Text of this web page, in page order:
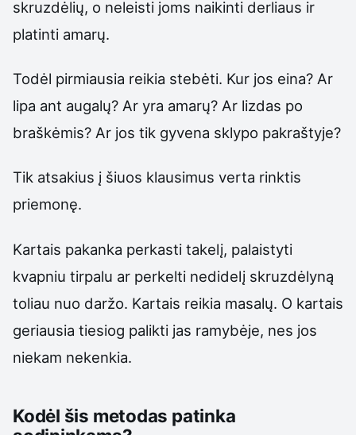
skruzdėlių, o neleisti joms naikinti derliaus ir
platinti amarų.
Todėl pirmiausia reikia stebėti. Kur jos eina? Ar
lipa ant augalų? Ar yra amarų? Ar lizdas po
braškėmis? Ar jos tik gyvena sklypo pakraštyje?
Tik atsakius į šiuos klausimus verta rinktis
priemonę.
Kartais pakanka perkasti takelį, palaistyti
kvapniu tirpalu ar perkelti nedidelį skruzdėlyną
toliau nuo daržo. Kartais reikia masalų. O kartais
geriausia tiesiog palikti jas ramybėje, nes jos
niekam nekenkia.
Kodėl šis metodas patinka